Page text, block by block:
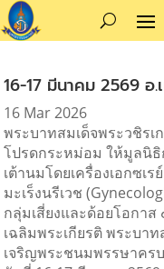
16-17 มีนาคม 2569 อ
16 Mar 2026
พระบาทสมเด็จพระวชิรเ
โปรดกระหม่อม ให้มูลนิ
เต้านมโดยเครื่องเอกซเ
มะเร็งนรีเวช
กลุ่มเสี่ยงและด้อยโอกา
เฉลิมพระเกียรติ พระบา
เจริญพระชนมพรรษาค